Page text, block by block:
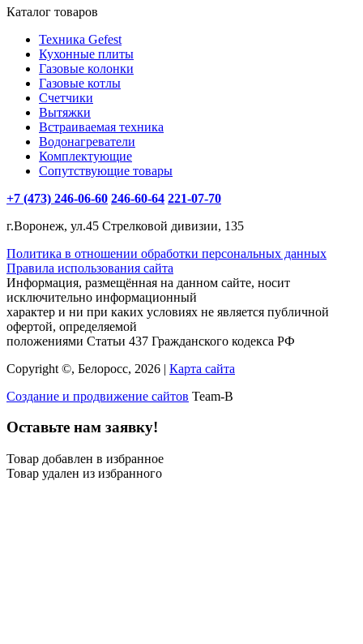
Каталог товаров
Техника Gefest
Кухонные плиты
Газовые колонки
Газовые котлы
Счетчики
Вытяжки
Встраиваемая техника
Водонагреватели
Комплектующие
Сопутствующие товары
+7 (473) 246-06-60 246-60-64 221-07-70
г.Воронеж, ул.45 Стрелковой дивизии, 135
Политика в отношении обработки персональных данных
Правила использования сайта
Информация, размещённая на данном сайте, носит
исключительно информационный
характер и ни при каких условиях не является публичной
офертой, определяемой
положениями Статьи 437 Гражданского кодекса РФ
Copyright ©, Белоросс, 2026 | Карта сайта
Создание и продвижение сайтов Team-B
Оставьте нам заявку!
Товар добавлен в избранное
Товар удален из избранного